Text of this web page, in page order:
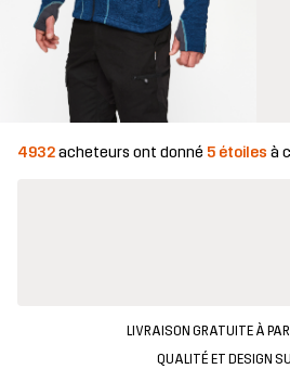
4932acheteurs ont donné 5 étoiles à
LIVRAISON GRATUITE À
QUALITÉ ET DESIGN